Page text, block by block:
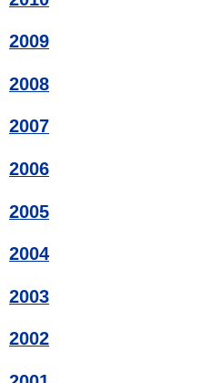
2009
2008
2007
2006
2005
2004
2003
2002